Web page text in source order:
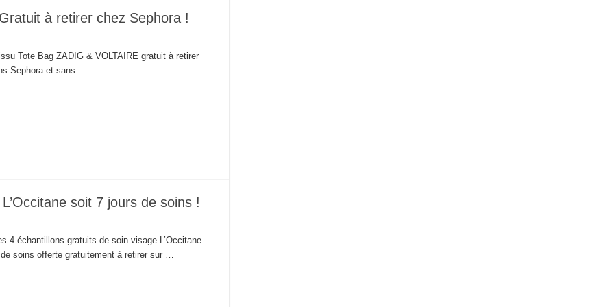
à retirer chez Sephora !
Tote Bag ZADIG & VOLTAIRE gratuit à retirer
Sephora et sans …
soit 7 jours de soins !
4 échantillons gratuits de soin visage L’Occitane
soins offerte gratuitement à retirer sur …